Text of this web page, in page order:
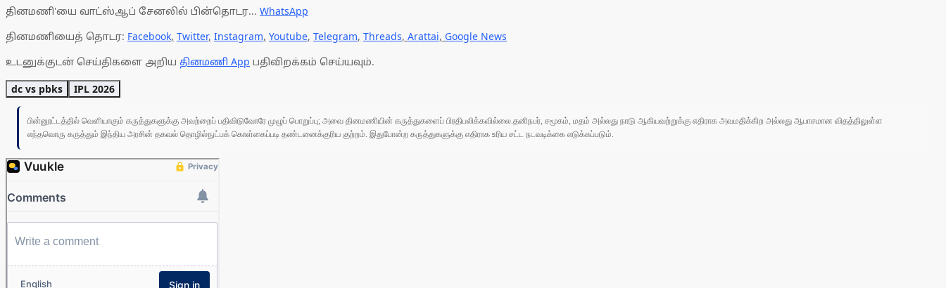
தினமணி'யை வாட்ஸ்ஆப் சேனலில் பின்தொடர... WhatsApp
தினமணியைத் தொடர: Facebook, Twitter, Instagram, Youtube, Telegram, Threads, Arattai, Google News
உடனுக்குடன் செய்திகளை அறிய தினமணி App பதிவிறக்கம் செய்யவும்.
dc vs pbks IPL 2026
பின்னூட்டத்தில் வெளியாகும் கருத்துகளுக்கு அவற்றைப் பதிவிடுவோரே முழுப் பொறுப்பு; அவை தினமணியின் கருத்துகளைப் பிரதிபலிக்கவில்லை.தனிநபர், சமூகம், மதம் அல்லது நாடு ஆகியவற்றுக்கு எதிராக அவமதிக்கிற அல்லது ஆபாசமான விதத்திலுள்ள
எந்தவொரு கருத்தும் இந்திய அரசின் தகவல் தொழில்நுட்பக் கொள்கைப்படி தண்டனைக்குரிய குற்றம். இதுபோன்ற கருத்துகளுக்கு எதிராக உரிய சட்ட நடவடிக்கை எடுக்கப்படும்.